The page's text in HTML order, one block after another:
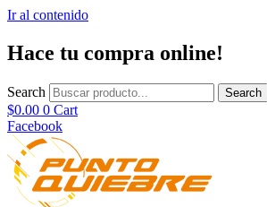
Ir al contenido
Hace tu compra online!
Search Search
$0.00 0 Cart
Facebook